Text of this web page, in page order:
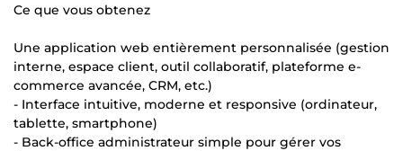
Ce que vous obtenez
Une application web entièrement personnalisée (gestion
interne, espace client, outil collaboratif, plateforme e-
commerce avancée, CRM, etc.)
- Interface intuitive, moderne et responsive (ordinateur,
tablette, smartphone)
- Back-office administrateur simple pour gérer vos